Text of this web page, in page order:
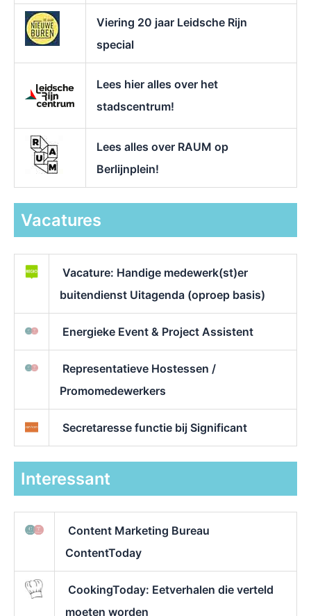
Viering 20 jaar Leidsche Rijn
special
Lees hier alles over het
stadscentrum!
Lees alles over RAUM op
Berlijnplein!
Vacatures
Vacature: Handige medewerk(st)er
buitendienst Uitagenda (oproep basis)
Energieke Event & Project Assistent
Representatieve Hostessen /
Promomedewerkers
Secretaresse functie bij Significant
Interessant
Content Marketing Bureau
ContentToday
CookingToday: Eetverhalen die verteld
moeten worden